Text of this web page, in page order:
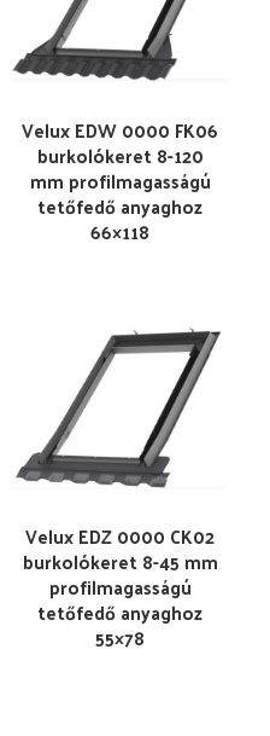
Velux EDW 0000 FK06
burkolókeret 8-120
mm profilmagasságú
tetőfedő anyaghoz
66×118
Velux EDZ 0000 CK02
burkolókeret 8-45 mm
profilmagasságú
tetőfedő anyaghoz
55×78